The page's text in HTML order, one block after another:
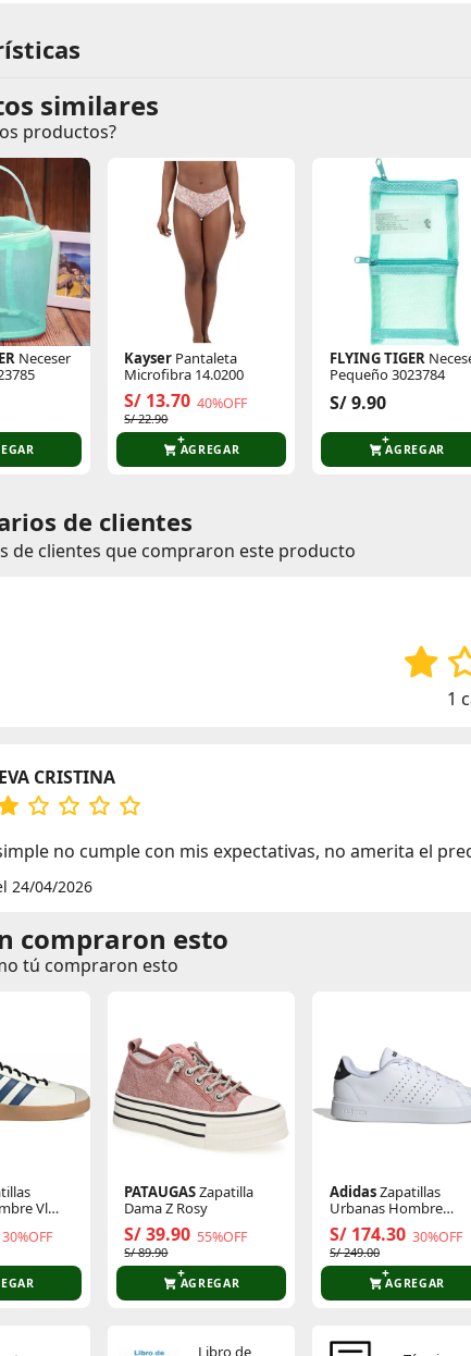
con paño húmedo y secar a la sombra
similares
productos?
Neceser
Kayser Pantaleta
Microfibra 14.0200
S/ 13.70 40%OFF
S/ 22.90
AGREGAR
FLYING TIGER
Pequeño 3023784
S/ 9.90
AGREGAR
de clientes
de clientes que compraron este producto
1
EVA CRISTINA
no cumple con mis expectativas, no amerita el
24/04/2026
compraron esto
tú compraron esto
Vl
30%OFF
PATAUGASZapatilla
Dama Z Rosy
S/ 39.90 55%OFF
S/ 89.90
AGREGAR
AdidasZapatillas
Urbanas Hombre
Advantage 2.0
S/ 174.30 30%OFF
S/ 249.00
AGREGAR
Libro de